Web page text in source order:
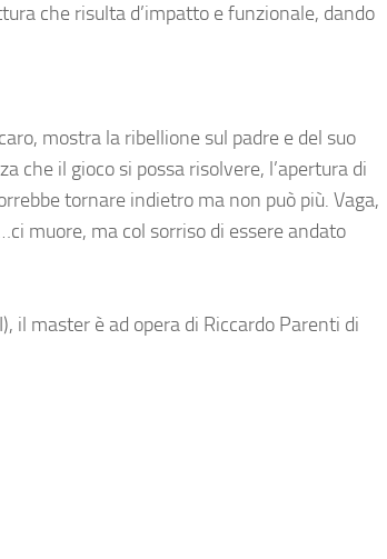
che risulta d’impatto e funzionale, dando
mostra la ribellione sul padre e del suo
che il gioco si possa risolvere, l’apertura di
tornare indietro ma non può più. Vaga,
muore, ma col sorriso di essere andato
il master è ad opera di Riccardo Parenti di